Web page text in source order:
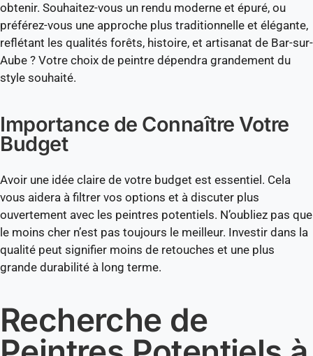
obtenir. Souhaitez-vous un rendu moderne et épuré, ou
préférez-vous une approche plus traditionnelle et élégante,
reflétant les qualités forêts, histoire, et artisanat de Bar-sur-
Aube ? Votre choix de peintre dépendra grandement du
style souhaité.
Importance de Connaître Votre
Budget
Avoir une idée claire de votre budget est essentiel. Cela
vous aidera à filtrer vos options et à discuter plus
ouvertement avec les peintres potentiels. N’oubliez pas que
le moins cher n’est pas toujours le meilleur. Investir dans la
qualité peut signifier moins de retouches et une plus
grande durabilité à long terme.
Recherche de